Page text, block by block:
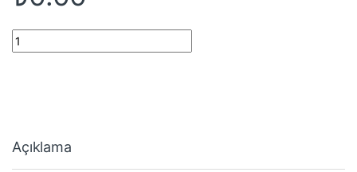
Masaüstü Şövale quantity
Açıklama